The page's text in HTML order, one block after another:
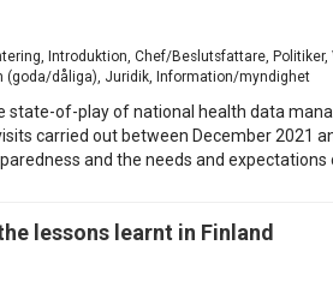
Introduktion, Chef/Beslutsfattare,
(goda/dåliga), Juridik, Information/myndighet
state-of-play of national health data
carried out between December 2021
and the needs and expectations
lessons learnt in Finland